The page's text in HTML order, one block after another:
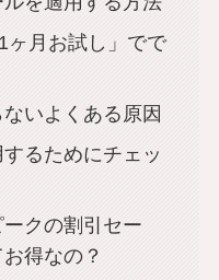
ヶ月お試し」でで
いよくある原因
るためにチェッ
ークの割引セー
得なの？